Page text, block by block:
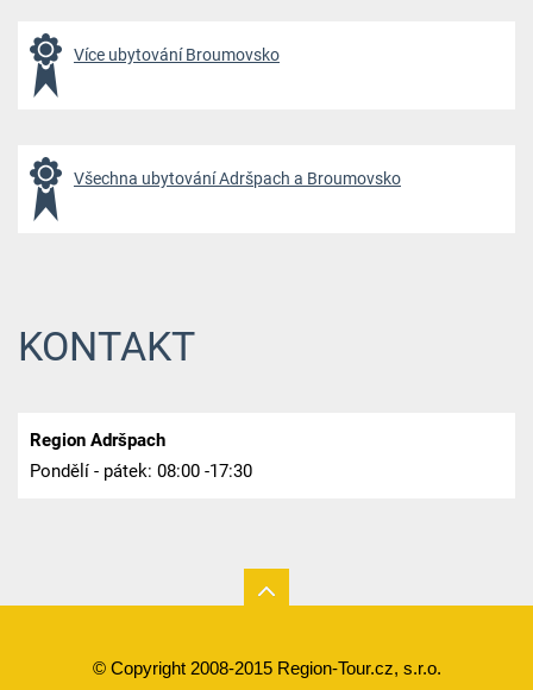
Více ubytování Broumovsko
Všechna ubytování Adršpach a Broumovsko
KONTAKT
Region Adršpach
Pondělí - pátek: 08:00 -17:30
© Copyright 2008-2015 Region-Tour.cz, s.r.o.